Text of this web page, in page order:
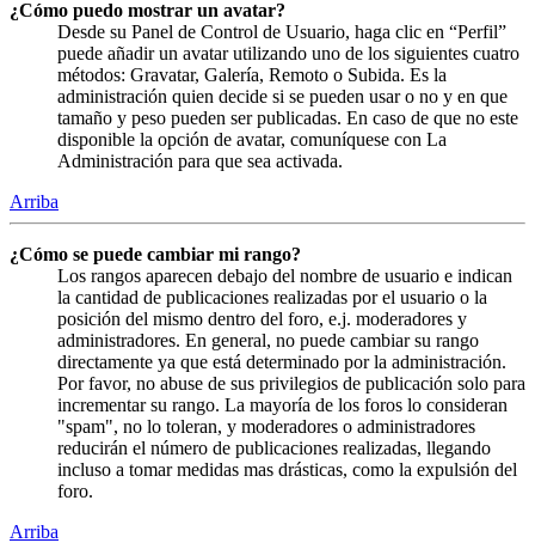
¿Cómo puedo mostrar un avatar?
Desde su Panel de Control de Usuario, haga clic en “Perfil”
puede añadir un avatar utilizando uno de los siguientes cuatro
métodos: Gravatar, Galería, Remoto o Subida. Es la
administración quien decide si se pueden usar o no y en que
tamaño y peso pueden ser publicadas. En caso de que no este
disponible la opción de avatar, comuníquese con La
Administración para que sea activada.
Arriba
¿Cómo se puede cambiar mi rango?
Los rangos aparecen debajo del nombre de usuario e indican
la cantidad de publicaciones realizadas por el usuario o la
posición del mismo dentro del foro, e.j. moderadores y
administradores. En general, no puede cambiar su rango
directamente ya que está determinado por la administración.
Por favor, no abuse de sus privilegios de publicación solo para
incrementar su rango. La mayoría de los foros lo consideran
"spam", no lo toleran, y moderadores o administradores
reducirán el número de publicaciones realizadas, llegando
incluso a tomar medidas mas drásticas, como la expulsión del
foro.
Arriba